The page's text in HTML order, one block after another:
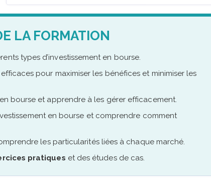
LA FORMATION
types d’investissement en bourse.
pour maximiser les bénéfices et minimiser les
en bourse et apprendre à les gérer efficacement.
en bourse et comprendre comment
les particularités liées à chaque marché.
pratiques et des études de cas.